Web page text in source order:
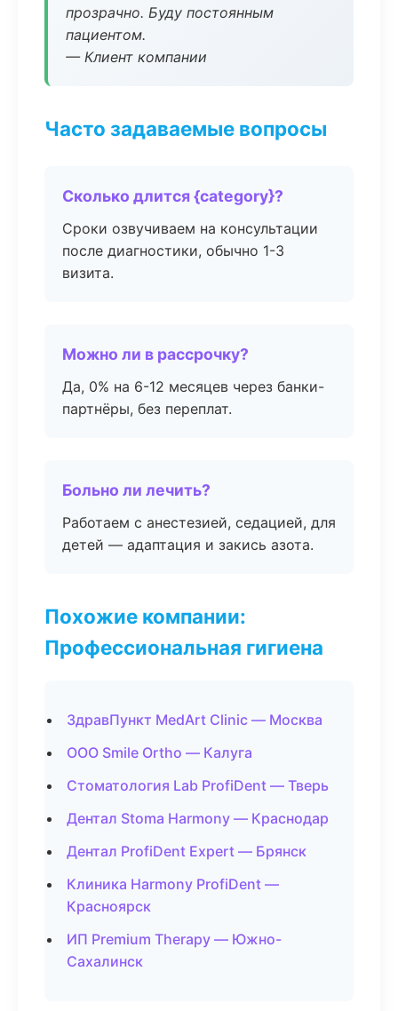
прозрачно. Буду постоянным
пациентом.
— Клиент компании
Часто задаваемые вопросы
Сколько длится {category}?
Сроки озвучиваем на консультации
после диагностики, обычно 1-3
визита.
Можно ли в рассрочку?
Да, 0% на 6-12 месяцев через банки-
партнёры, без переплат.
Больно ли лечить?
Работаем с анестезией, седацией, для
детей — адаптация и закись азота.
Похожие компании:
Профессиональная гигиена
ЗдравПункт MedArt Clinic — Москва
ООО Smile Ortho — Калуга
Стоматология Lab ProfiDent — Тверь
Дентал Stoma Harmony — Краснодар
Дентал ProfiDent Expert — Брянск
Клиника Harmony ProfiDent —
Красноярск
ИП Premium Therapy — Южно-
Сахалинск